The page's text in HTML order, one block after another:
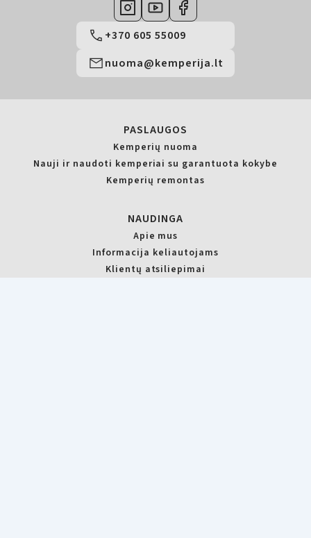
+370 605 55009
nuoma@kemperija.lt
PASLAUGOS
Kemperių nuoma
Nauji ir naudoti kemperiai su garantuota kokybe
Kemperių remontas
NAUDINGA
Apie mus
Informacija keliautojams
Klientų atsiliepimai